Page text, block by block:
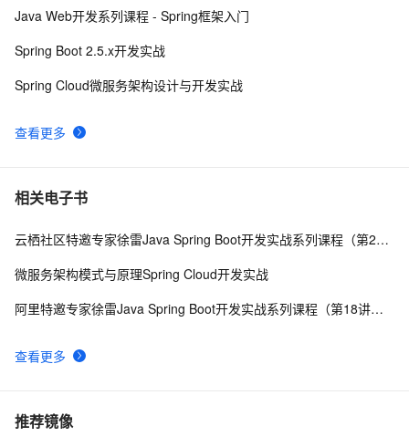
10阿里云容器Kubernetes监控(四) - 使用钉钉实现
查看更多
Java Web开发系列课程 - Spring框架入门
Spring Boot 2.5.x开发实战
Spring Cloud微服务架构设计与开发实战
相关电子书
查看更多
云栖社区特邀专家徐雷Java Spring Boot开发实战系列课程（第20讲）：经典面试题与阿里等名企内部招聘求职面试技巧
微服务架构模式与原理Spring Cloud开发实战
阿里特邀专家徐雷Java Spring Boot开发实战系列课程（第18讲）：制作Java Docker镜像与推送到DockerHub和阿里云Docker仓库
推荐镜像